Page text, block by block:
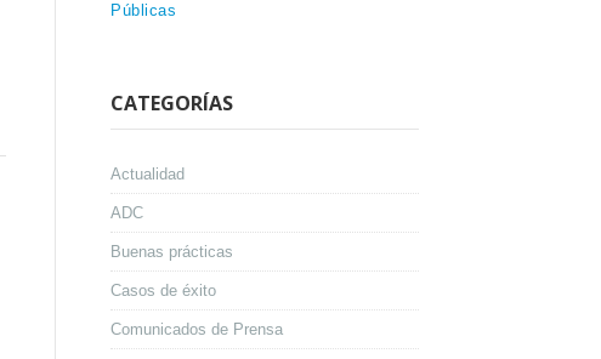
Públicas
CATEGORÍAS
Actualidad
ADC
Buenas prácticas
Casos de éxito
Comunicados de Prensa